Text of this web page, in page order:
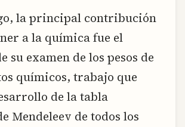
la principal contribución
a la química fue el
su examen de los pesos de
químicos, trabajo que
de la tabla
Mendeleev de todos los